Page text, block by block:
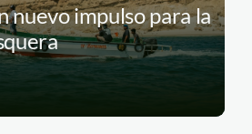
nuevo impulso para la